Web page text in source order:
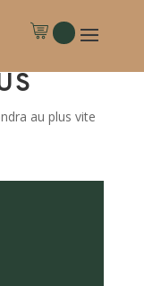
au plus vite